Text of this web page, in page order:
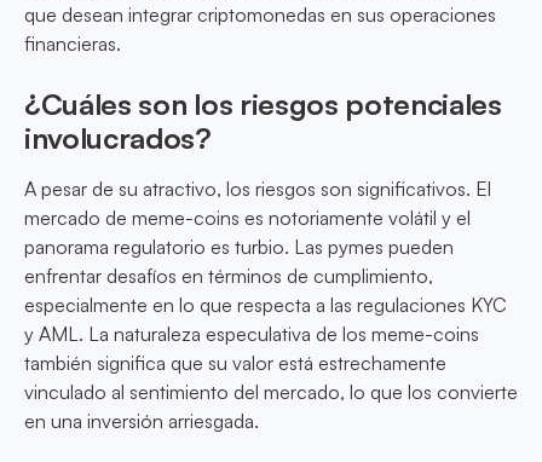
que desean integrar criptomonedas en sus operaciones
financieras.
¿Cuáles son los riesgos potenciales
involucrados?
A pesar de su atractivo, los riesgos son significativos. El
mercado de meme-coins es notoriamente volátil y el
panorama regulatorio es turbio. Las pymes pueden
enfrentar desafíos en términos de cumplimiento,
especialmente en lo que respecta a las regulaciones KYC
y AML. La naturaleza especulativa de los meme-coins
también significa que su valor está estrechamente
vinculado al sentimiento del mercado, lo que los convierte
en una inversión arriesgada.